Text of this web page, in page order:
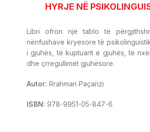
HYRJE NË
Libri ofron një tablo të
nënfushave kryesore të
i gjuhës, të kuptuarit e gjuhës, të
dhe çrregullimet gjuhësore.
Autor: Rrahman Paçarizi
ISBN: 978-9951-05-847-6